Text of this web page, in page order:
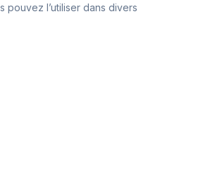
pouvez l’utiliser dans divers